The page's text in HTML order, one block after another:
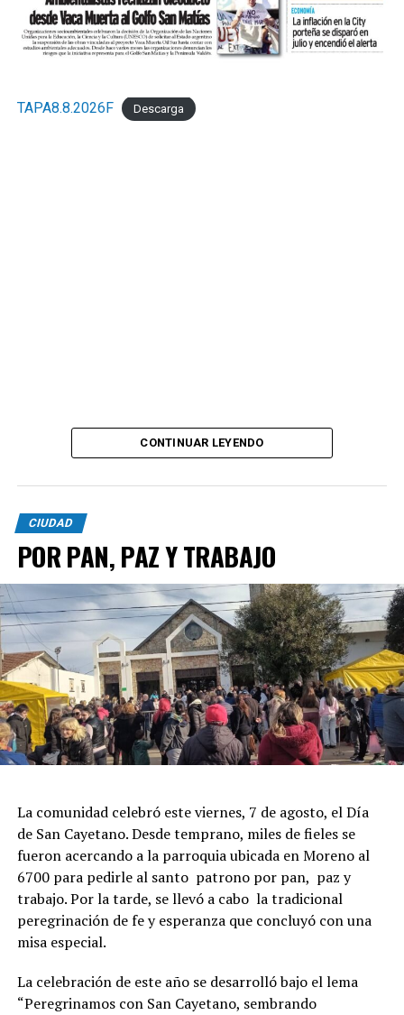
TAPA8.8.2026F Descarga
CONTINUAR LEYENDO
CIUDAD
POR PAN, PAZ Y TRABAJO
La comunidad celebró este viernes, 7 de agosto, el Día
de San Cayetano. Desde temprano, miles de fieles se
fueron acercando a la parroquia ubicada en Moreno al
6700 para pedirle al santo patrono por pan, paz y
trabajo. Por la tarde, se llevó a cabo la tradicional
peregrinación de fe y esperanza que concluyó con una
misa especial.
La celebración de este año se desarrolló bajo el lema
“Peregrinamos con San Cayetano, sembrando